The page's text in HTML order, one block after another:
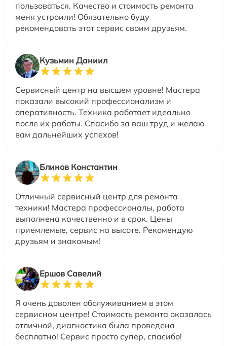
пользоваться. Качество и стоимость ремонта
меня устроили! Обязательно буду
рекомендовать этот сервис своим друзьям.
Кузьмин Даниил
Сервисный центр на высшем уровне! Мастера
показали высокий профессионализм и
оперативность. Техника работает идеально
после их работы. Спасибо за ваш труд и желаю
вам дальнейших успехов!
Блинов Константин
Отличный сервисный центр для ремонта
техники! Мастера профессионалы, работа
выполнена качественно и в срок. Цены
приемлемые, сервис на высоте. Рекомендую
друзьям и знакомым!
Ершов Савелий
Я очень доволен обслуживанием в этом
сервисном центре! Стоимость ремонта оказалась
отличной, диагностика была проведена
бесплатно! Сервис просто супер, спасибо!